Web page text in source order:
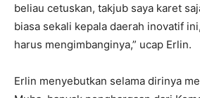
beliau cetuskan, takjub saya karet
biasa sekali kepala daerah inovatif
harus mengimbanginya,” ucap Erlin.
Erlin menyebutkan selama dirinya